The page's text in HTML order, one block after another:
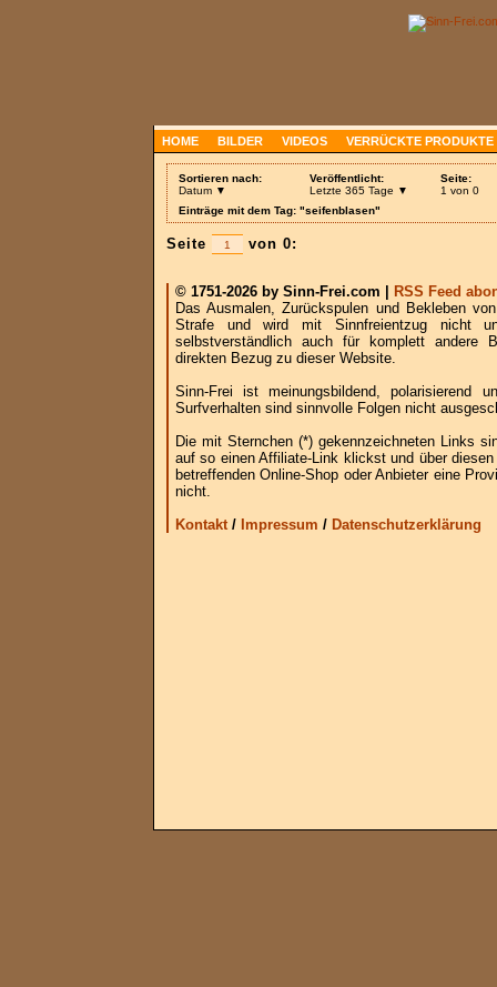
HOME BILDER VIDEOS VERRÜCKTE PRODUKTE
Sortieren nach:
Datum ▼
Veröffentlicht:
Letzte 365 Tage ▼
Seite:
1 von 0
Einträge mit dem Tag: "seifenblasen"
Seite von 0:
© 1751-2026 by Sinn-Frei.com |
RSS Feed
Das Ausmalen, Zurückspulen und Bekleben
Strafe und wird mit Sinnfreientzug nicht
selbstverständlich auch für komplett andere
direkten Bezug zu dieser Website.
Sinn-Frei ist meinungsbildend, polarisierend
Surfverhalten sind sinnvolle Folgen nicht
Die mit Sternchen (*) gekennzeichneten Links
auf so einen Affiliate-Link klickst und über
betreffenden Online-Shop oder Anbieter eine
nicht.
Kontakt/ Impressum / Datenschutzerklärung